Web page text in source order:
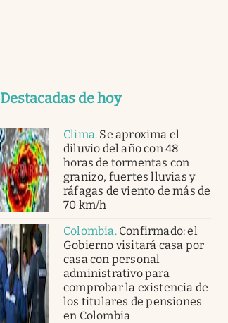
Destacadas de hoy
Clima. Se aproxima el
diluvio del año con 48
horas de tormentas con
granizo, fuertes lluvias y
ráfagas de viento de más de
70 km/h
Colombia. Confirmado: el
Gobierno visitará casa por
casa con personal
administrativo para
comprobar la existencia de
los titulares de pensiones
en Colombia